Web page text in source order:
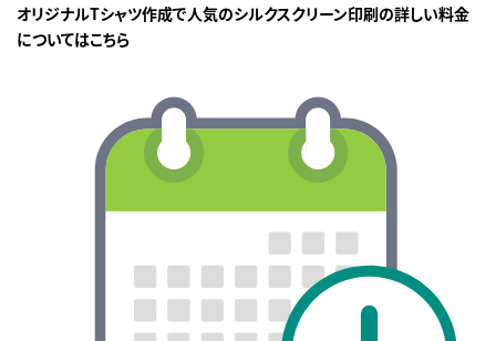
オリジナルTシャツ作成で人気のシルクスクリーン印刷の詳しい料金
についてはこちら